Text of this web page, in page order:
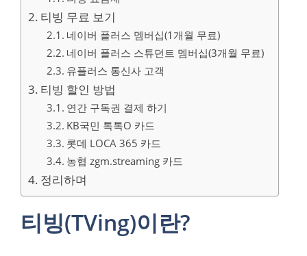
티빙 무료 보기
네이버 플러스 멤버십(1개월 무료)
네이버 플러스 스튜던트 멤버십(3개월 무료)
유플러스 통신사 고객
티빙 할인 방법
연간 구독권 결제 하기
KB국민 톡톡O 카드
롯데 LOCA 365 카드
농협 zgm.streaming 카드
정리하며
티빙(TVing)이란?